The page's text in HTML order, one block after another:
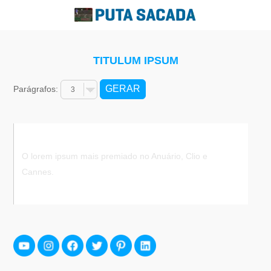
TITULUM IPSUM
Parágrafos:
O lorem ipsum mais premiado no Anuário, Clio e
Cannes.